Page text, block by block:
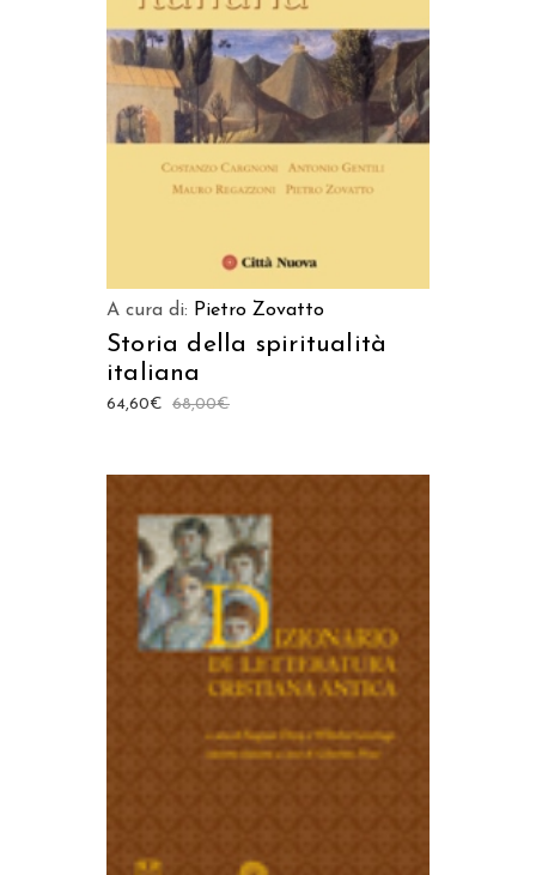
LEGGI TUTTO
A cura di: Pietro Zovatto
Storia della spiritualità
italiana
68,00€
64,60€
AGGIUNGI AL CARRELLO